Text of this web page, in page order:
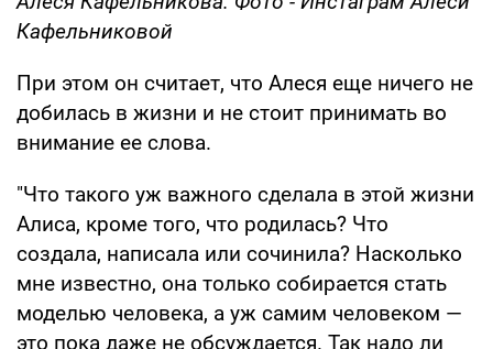
Кафельниковой
При этом он считает, что Алеся еще ничего не
добилась в жизни и не стоит принимать во
внимание ее слова.
"Что такого уж важного сделала в этой жизни
Алиса, кроме того, что родилась? Что
создала, написала или сочинила? Насколько
мне известно, она только собирается стать
моделью человека, а уж самим человеком —
это пока даже не обсуждается. Так надо ли